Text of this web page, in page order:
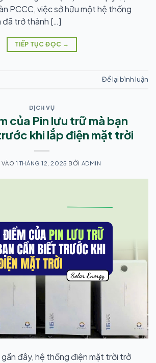
PCCC, việc sở hữu một hệ thống
đã trở thành […]
TIẾP TỤC ĐỌC →
Để lại bình luận
DỊCH VỤ
của Pin lưu trữ mà bạn
khi lắp điện mặt trời
1 THÁNG 12, 2025 BỞI ADMIN
gần đây, hệ thống điện mặt trời trở